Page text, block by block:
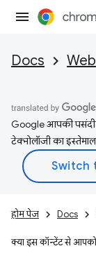
Docs
Google आपकी
टेक्नोलॉजी का
होम पेज Docs
क्या इस कॉन्टेंट से